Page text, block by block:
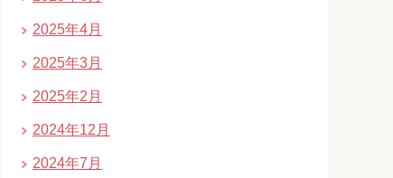
2025年4月
2025年3月
2025年2月
2024年12月
2024年7月